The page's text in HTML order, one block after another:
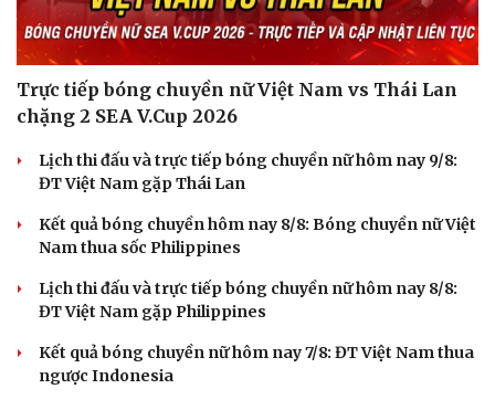
Trực tiếp bóng chuyền nữ Việt Nam vs Thái Lan
chặng 2 SEA V.Cup 2026
Lịch thi đấu và trực tiếp bóng chuyền nữ hôm nay 9/8:
ĐT Việt Nam gặp Thái Lan
Kết quả bóng chuyền hôm nay 8/8: Bóng chuyền nữ Việt
Nam thua sốc Philippines
Lịch thi đấu và trực tiếp bóng chuyền nữ hôm nay 8/8:
ĐT Việt Nam gặp Philippines
Kết quả bóng chuyền nữ hôm nay 7/8: ĐT Việt Nam thua
ngược Indonesia